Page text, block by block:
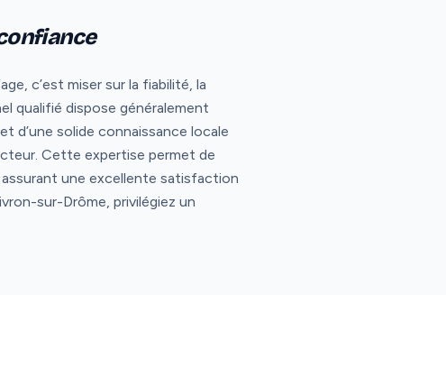
c’est miser sur la fiabilité, la
qualifié dispose généralement
d’une solide connaissance locale
Cette expertise permet de
une excellente satisfaction
sur-Drôme, privilégiez un